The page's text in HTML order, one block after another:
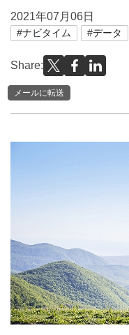
2021年07月06日
#ナビタイム #データ
Share:
メールに転送